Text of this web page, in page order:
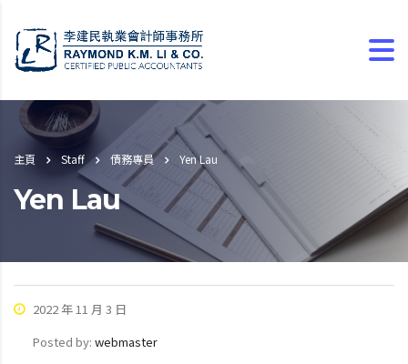
主頁 Staff 債務專員 Yen Lau
Yen Lau
2022 年 11 月 3 日
Posted by: webmaster